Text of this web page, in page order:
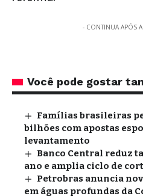
- CONTINUA APÓS
Você pode gostar
Famílias brasileiras
bilhões com apostas
levantamento
Banco Central reduz
ano e amplia ciclo de
Petrobras anuncia
em águas profundas da